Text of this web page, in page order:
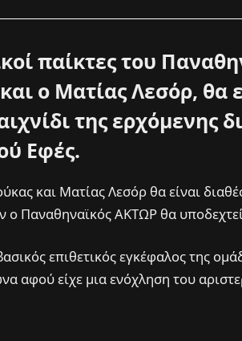
παίκτες του
ο Ματίας Λεσόρ, θα
της ερχόμενης
Εφές.
και Ματίας Λεσόρ θα είναι
ο Παναθηναϊκός ΑΚΤΩΡ θα
επιθετικός εγκέφαλος της
αφού είχε μια ενόχληση του